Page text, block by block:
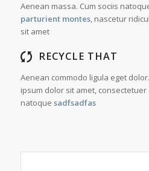
Aenean massa. Cum sociis
parturient montes, nascetur
sit amet
RECYCLE THAT
Aenean commodo ligula eget
ipsum dolor sit amet, consectetuer
natoque sadfsadfas